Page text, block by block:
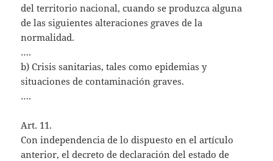
del territorio nacional, cuando se produzca alguna
de las siguientes alteraciones graves de la
normalidad.
….
b) Crisis sanitarias, tales como epidemias y
situaciones de contaminación graves.
….
Art. 11.
Con independencia de lo dispuesto en el artículo
anterior, el decreto de declaración del estado de